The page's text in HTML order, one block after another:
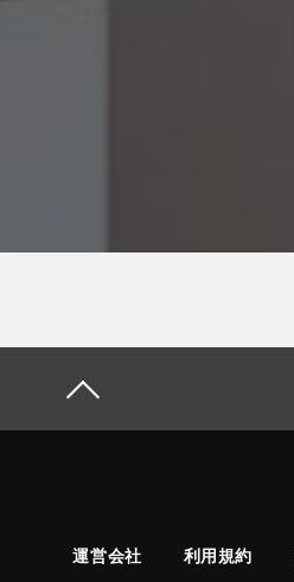
運営会社 利用規約